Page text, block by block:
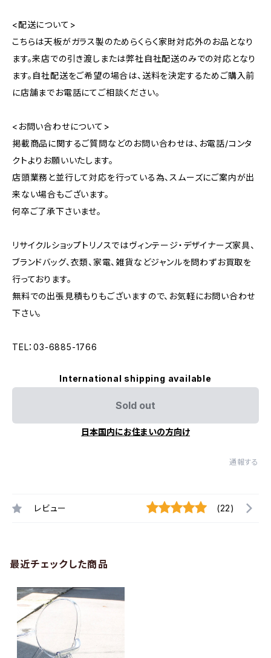
<配送について>
こちらは天板がガラス製のためらくらく家財対応外のお品となり
ます。来店での引き渡しまたは弊社自社配送のみでの対応となり
ます。自社配送をご希望の場合は、送料を決定するためご購入前
に店舗までお電話にてご相談ください。
<お問い合わせについて>
掲載商品に関するご質問などのお問い合わせは、お電話/コンタ
クトよりお願いいたします。
店頭業務と並行して対応を行っている為、スムーズにご案内が出
来ない場合もございます。
何卒ご了承下さいませ。
リサイクルショップトリノスではヴィンテージ・デザイナーズ家具、
ブランドバッグ、衣類、家電、雑貨などジャンルを問わずお買取を
行っております。
無料での出張見積もりもございますので、お気軽にお問い合わせ
下さい。
TEL：03-6885-1766
International shipping available
Sold out
日本国内にお住まいの方向け
通報する
レビュー (22)
最近チェックした商品